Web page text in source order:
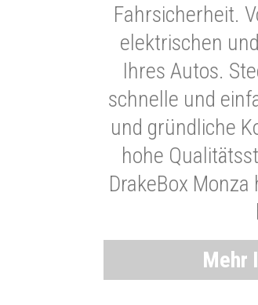
Fahrsicherheit.
elektrischen
Ihres Autos.
schnelle und
und gründliche
hohe
DrakeBox
Mehr